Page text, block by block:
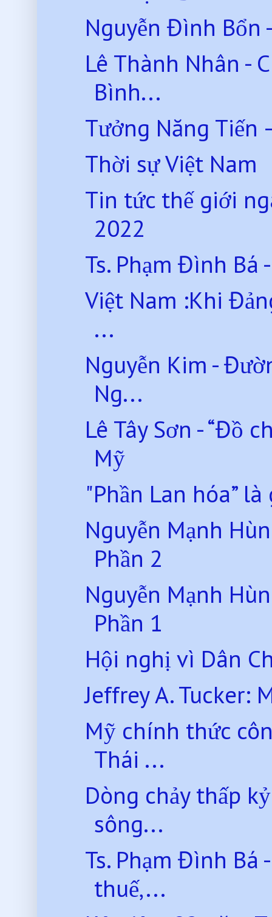
Nguyễn Đình Bổn
Lê Thành Nhân -
Bình...
Tưởng Năng Tiến
Thời sự Việt Nam
Tin tức thế giới
2022
Ts. Phạm Đình Bá
Việt Nam :Khi
...
Nguyễn Kim -
Ng...
Lê Tây Sơn - “Đồ
Mỹ
"Phần Lan hóa” là
Nguyễn Mạnh
Phần 2
Nguyễn Mạnh
Phần 1
Hội nghị vì Dân
Jeffrey A. Tucker:
Mỹ chính thức
Thái ...
Dòng chảy thấp
sông...
Ts. Phạm Đình
thuế,...